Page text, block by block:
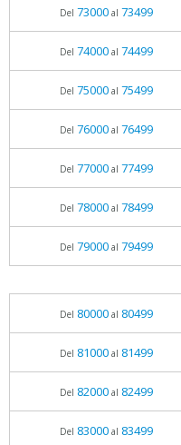
Del 73000al 73499
Del 74000al 74499
Del 75000al 75499
Del 76000al 76499
Del 77000al 77499
Del 78000al 78499
Del 79000al 79499
Del 80000al 80499
Del 81000al 81499
Del 82000al 82499
Del 83000al 83499